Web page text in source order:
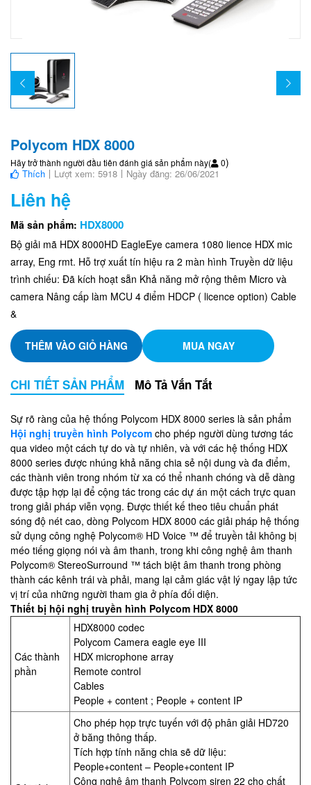
Polycom HDX 8000
Hãy trở thành người đầu tiên đánh giá sản phẩm này( 0)
Thích Lượt xem: 5918 Ngày đăng: 26/06/2021
Liên hệ
Mã sản phẩm: HDX8000
Bộ giải mã HDX 8000HD EagleEye camera 1080 lience HDX mic
array, Eng rmt. Hỗ trợ xuất tín hiệu ra 2 màn hình Truyền dữ liệu
trình chiếu: Đã kích hoạt sẵn Khả năng mở rộng thêm Micro và
camera Nâng cấp làm MCU 4 điểm HDCP ( licence option) Cable
&
THÊM VÀO GIỎ HÀNG MUA NGAY
CHI TIẾT SẢN PHẨM Mô Tả Vắn Tắt
Sự rõ ràng của hệ thống Polycom HDX 8000 series là sản phẩm
Hội nghị truyền hình Polycom cho phép người dùng tương tác
qua video một cách tự do và tự nhiên, và với các hệ thống HDX
8000 series được nhúng khả năng chia sẻ nội dung và đa điểm,
các thành viên trong nhóm từ xa có thể nhanh chóng và dễ dàng
được tập hợp lại để cộng tác trong các dự án một cách trực quan
trong giải pháp viễn vọng. Được thiết kế theo tiêu chuẩn phát
sóng độ nét cao, dòng Polycom HDX 8000 các giải pháp hệ thống
sử dụng công nghệ Polycom® HD Voice ™ để truyền tải không bị
méo tiếng giọng nói và âm thanh, trong khi công nghệ âm thanh
Polycom® StereoSurround ™ tách biệt âm thanh trong phòng
thành các kênh trái và phải, mang lại cảm giác vật lý ngay lập tức
vị trí của những người tham gia ở phía đối diện.
Thiết bị hội nghị truyền hình Polycom HDX 8000
Các thành
phần
HDX8000 codec
Polycom Camera eagle eye III
HDX microphone array
Remote control
Cables
People + content ; People + content IP
Cho phép họp trực tuyến với độ phân giải HD720
ở băng thông thấp.
Tích hợp tính năng chia sẽ dữ liệu:
People+content – People+content IP
Công nghệ âm thanh Polycom siren 22 cho chất